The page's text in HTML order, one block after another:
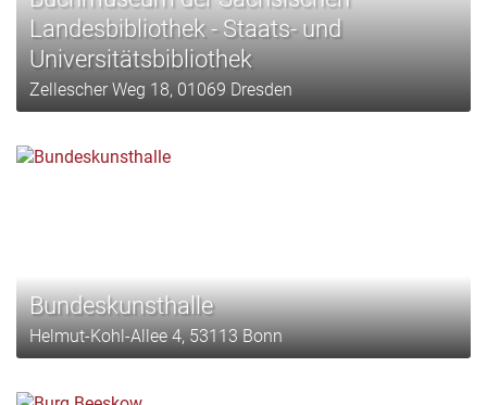
Landesbibliothek - Staats- und
Universitätsbibliothek
Zellescher Weg 18, 01069 Dresden
Bundeskunsthalle
Helmut-Kohl-Allee 4, 53113 Bonn